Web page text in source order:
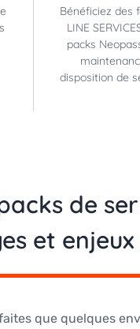
Bénéficiez des
LINE
packs
disposition de
de
et
que quelques